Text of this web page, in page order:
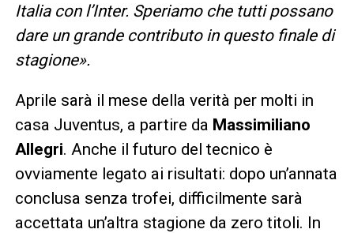
Italia con l’Inter. Speriamo che tutti possano
dare un grande contributo in questo finale di
stagione».
Aprile sarà il mese della verità per molti in
casa Juventus, a partire da Massimiliano
Allegri. Anche il futuro del tecnico è
ovviamente legato ai risultati: dopo un’annata
conclusa senza trofei, difficilmente sarà
accettata un’altra stagione da zero titoli. In